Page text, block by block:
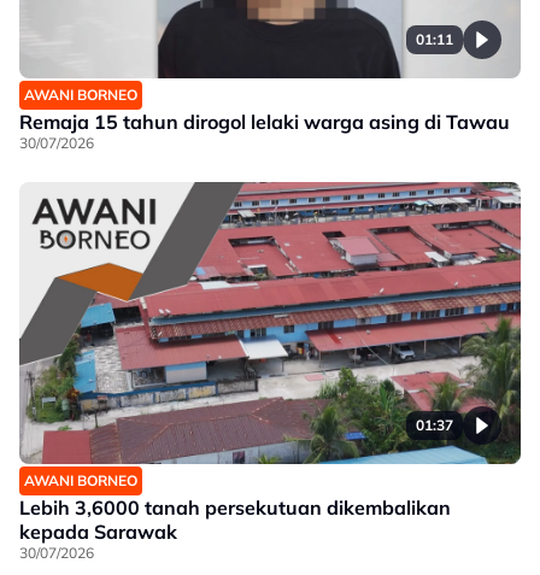
01:11
AWANI BORNEO
Remaja 15 tahun dirogol lelaki warga asing di Tawau
30/07/2026
01:37
AWANI BORNEO
Lebih 3,6000 tanah persekutuan dikembalikan
kepada Sarawak
30/07/2026